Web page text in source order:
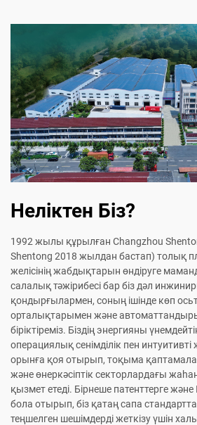
Неліктен Біз?
1992 жылы құрылған Changzhou
Shentong 2018 жылдан бастап) толық
желісінің жабдықтарын өндіруге
салалық тәжірибесі бар біз дәл
қондырғылармен, соның ішінде көп
орталықтарымен және
біріктіреміз. Біздің энергияны
операциялық сенімділік пен
орынға қоя отырып, тоқыма
және өнеркәсіптік секторлардағы
қызмет етеді. Бірнеше патенттерге
бола отырып, біз қатаң сапа
теңшелген шешімдерді жеткізу үшін